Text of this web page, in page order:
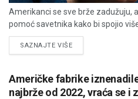
Amerikanci se sve brže zadužuju,
pomoć savetnika kako bi spojio
SAZNAJTE VIŠEDETAILS
Američke fabrike
najbrže od 2022, vraća se i